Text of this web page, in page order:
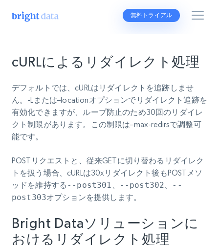
無料トライアル
cURLによるリダイレクト処理
デフォルトでは、cURLはリダイレクトを追跡しませ
ん。-Lまたは–locationオプションでリダイレクト追跡を
有効化できますが、ループ防止のため30回のリダイレ
クト制限があります。この制限は–max-redirsで調整可
能です。
POSTリクエストと、従来GETに切り替わるリダイレク
トを扱う場合、cURLは30xリダイレクト後もPOSTメソ
ッドを維持する--post301 、 --post302、 --
post303オプションを提供します。
Bright Dataソリューションに
おけるリダイレクト処理